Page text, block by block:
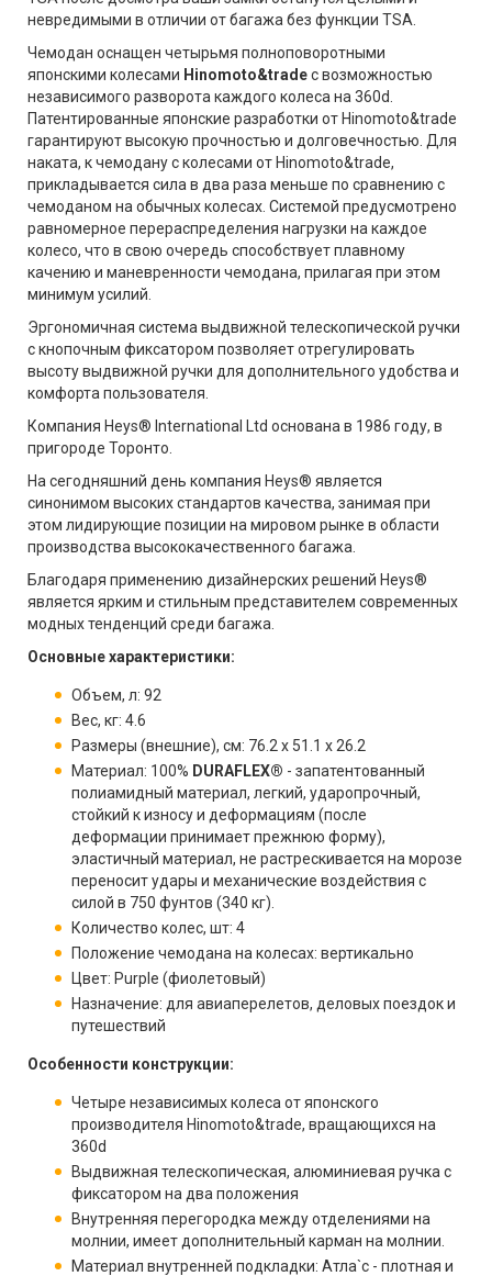
невредимыми в отличии от багажа без функции TSA.
Чемодан оснащен четырьмя полноповоротными
японскими колесами Hinomoto&tradeс возможностью
независимого разворота каждого колеса на 360d.
Патентированные японские разработки от Hinomoto&trade
гарантируют высокую прочностью и долговечностью. Для
наката, к чемодану с колесами от Hinomoto&trade,
прикладывается сила в два раза меньше по сравнению с
чемоданом на обычных колесах. Системой предусмотрено
равномерное перераспределения нагрузки на каждое
колесо, что в свою очередь способствует плавному
качению и маневренности чемодана, прилагая при этом
минимум усилий.
Эргономичная система выдвижной телескопической ручки
с кнопочным фиксатором позволяет отрегулировать
высоту выдвижной ручки для дополнительного удобства и
комфорта пользователя.
Компания Heys® International Ltd основана в 1986 году, в
пригороде Торонто.
На сегодняшний день компания Heys® является
синонимом высоких стандартов качества, занимая при
этом лидирующие позиции на мировом рынке в области
производства высококачественного багажа.
Благодаря применению дизайнерских решений Heys®
является ярким и стильным представителем современных
модных тенденций среди багажа.
Основные характеристики:
Объем, л: 92
Вес, кг: 4.6
Размеры (внешние), см: 76.2 x 51.1 x 26.2
Материал: 100% DURAFLEX® - запатентованный
полиамидный материал, легкий, ударопрочный,
стойкий к износу и деформациям (после
деформации принимает прежнюю форму),
эластичный материал, не растрескивается на морозе
переносит удары и механические воздействия с
силой в 750 фунтов (340 кг).
Количество колес, шт: 4
Положение чемодана на колесах: вертикально
Цвет: Purple (фиолетовый)
Назначение: для авиаперелетов, деловых поездок и
путешествий
Особенности конструкции:
Четыре независимых колеса от японского
производителя Hinomoto&trade, вращающихся на
360d
Выдвижная телескопическая, алюминиевая ручка с
фиксатором на два положения
Внутренняя перегородка между отделениями на
молнии, имеет дополнительный карман на молнии.
Материал внутренней подкладки: Атла`с - плотная и